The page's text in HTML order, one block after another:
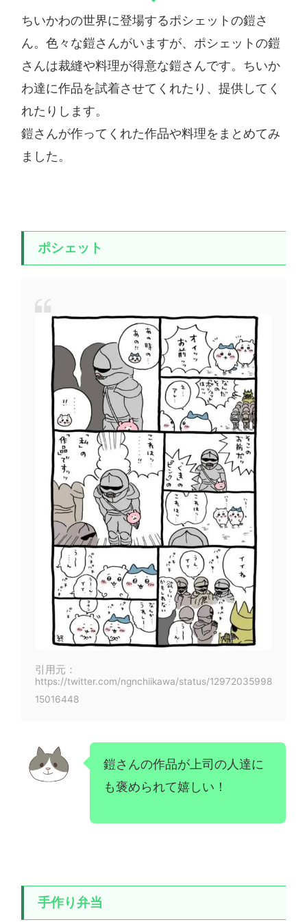
ちいかわの世界に登場するポシェットの鎧さ
ん。色々な鎧さんがいますが、ポシェットの鎧
さんは裁縫や料理が得意な鎧さんです。ちいか
わ達に作品を試着させてくれたり、提供してく
れたりします。
鎧さんが作ってくれた作品や料理をまとめてみ
ました。
ポシェット
引用元：
https://twitter.com/ngnchiikawa/status/12972035998
15016448
鎧さんの作品が上司の人達に
も褒められて嬉しい！
手作り弁当